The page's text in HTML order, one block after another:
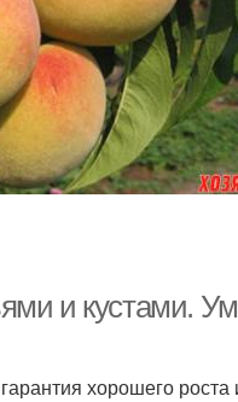
и кустами.
хорошего